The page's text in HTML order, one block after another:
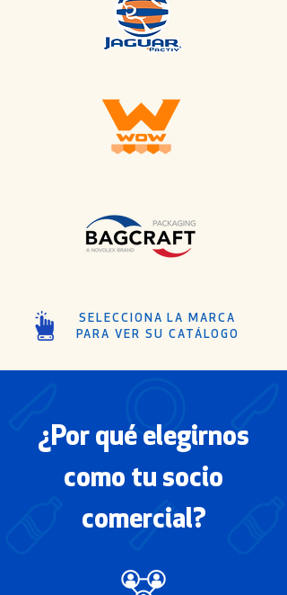
SELECCIONA LA MARCA
PARA VER SU CATÁLOGO
¿Por qué elegirnos
como tu socio
comercial?